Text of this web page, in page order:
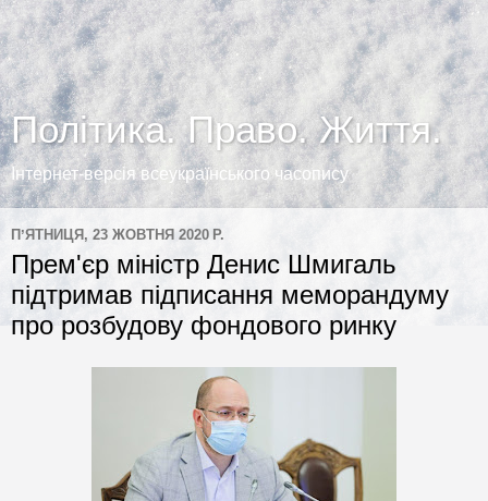
Політика. Право. Життя.
Інтернет-версія всеукраїнського часопису
ПʼЯТНИЦЯ, 23 ЖОВТНЯ 2020 Р.
Прем'єр міністр Денис Шмигаль
підтримав підписання меморандуму
про розбудову фондового ринку